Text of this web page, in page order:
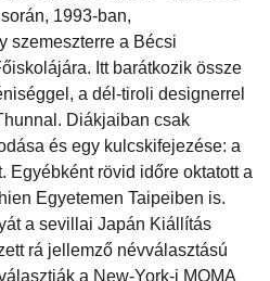
1993-ban,
szemeszterre a Bécsi
Itt barátkozik össze
a dél-tiroli designerrel
Diákjaiban csak
és egy kulcskifejezése: a
Egyébként rövid időre oktatott a
Egyetemen Taipeiben is.
a sevillai Japán Kiállítás
rá jellemző névválasztású
a New-York-i MOMA